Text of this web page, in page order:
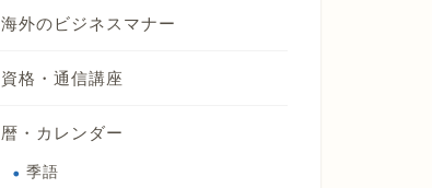
海外のビジネスマナー
資格・通信講座
暦・カレンダー
季語